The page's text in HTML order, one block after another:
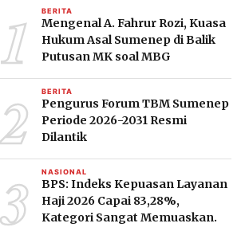
1 BERITA
Mengenal A. Fahrur Rozi, Kuasa
Hukum Asal Sumenep di Balik
Putusan MK soal MBG
2 BERITA
Pengurus Forum TBM Sumenep
Periode 2026-2031 Resmi
Dilantik
3 NASIONAL
BPS: Indeks Kepuasan Layanan
Haji 2026 Capai 83,28%,
Kategori Sangat Memuaskan.